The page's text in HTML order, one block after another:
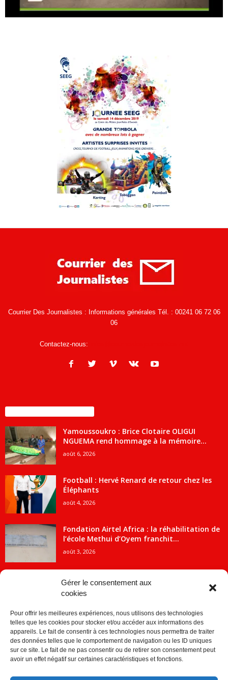
Gérer le consentement aux
cookies
Pour offrir les meilleures expériences, nous utilisons des technologies
telles que les cookies pour stocker et/ou accéder aux informations des
appareils. Le fait de consentir à ces technologies nous permettra de traiter
des données telles que le comportement de navigation ou les ID uniques
sur ce site. Le fait de ne pas consentir ou de retirer son consentement peut
avoir un effet négatif sur certaines caractéristiques et fonctions.
Courrier Des Journalistes : Informations générales Tél. : 00241 06 72 06
06
Contactez-nous:
Yamoussoukro : Brice Clotaire OLIGUI
NGUEMA rend hommage à la mémoire...
août 6, 2026
Football : Hervé Renard de retour chez les
Éléphants
août 4, 2026
Fondation Airtel Africa : la réhabilitation de
l’école Methui d’Oyem franchit...
août 3, 2026
ACTUALITES
Economie 2091
1840
Société
Sport 859